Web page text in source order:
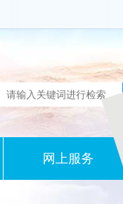
网上服务